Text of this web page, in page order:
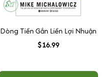
Dòng Tiền Gắn Liền Lợi Nhuận
$16.99